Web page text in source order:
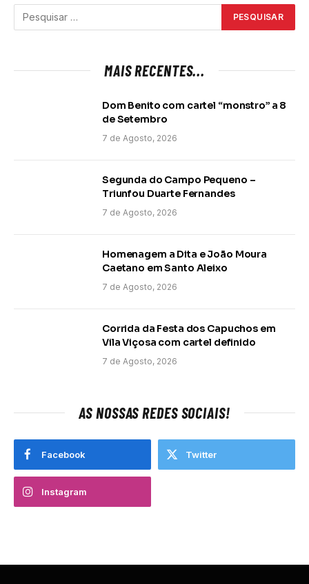
MAIS RECENTES...
Dom Benito com cartel “monstro” a 8
de Setembro
7 de Agosto, 2026
Segunda do Campo Pequeno –
Triunfou Duarte Fernandes
7 de Agosto, 2026
Homenagem a Dita e João Moura
Caetano em Santo Aleixo
7 de Agosto, 2026
Corrida da Festa dos Capuchos em
Vila Viçosa com cartel definido
7 de Agosto, 2026
AS NOSSAS REDES SOCIAIS!
Facebook Twitter
Instagram